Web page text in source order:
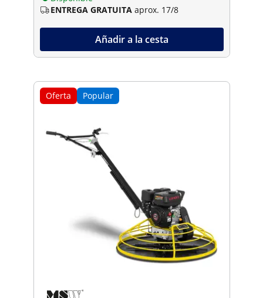
ENTREGA GRATUITA aprox. 17/8
Añadir a la cesta
Oferta Popular